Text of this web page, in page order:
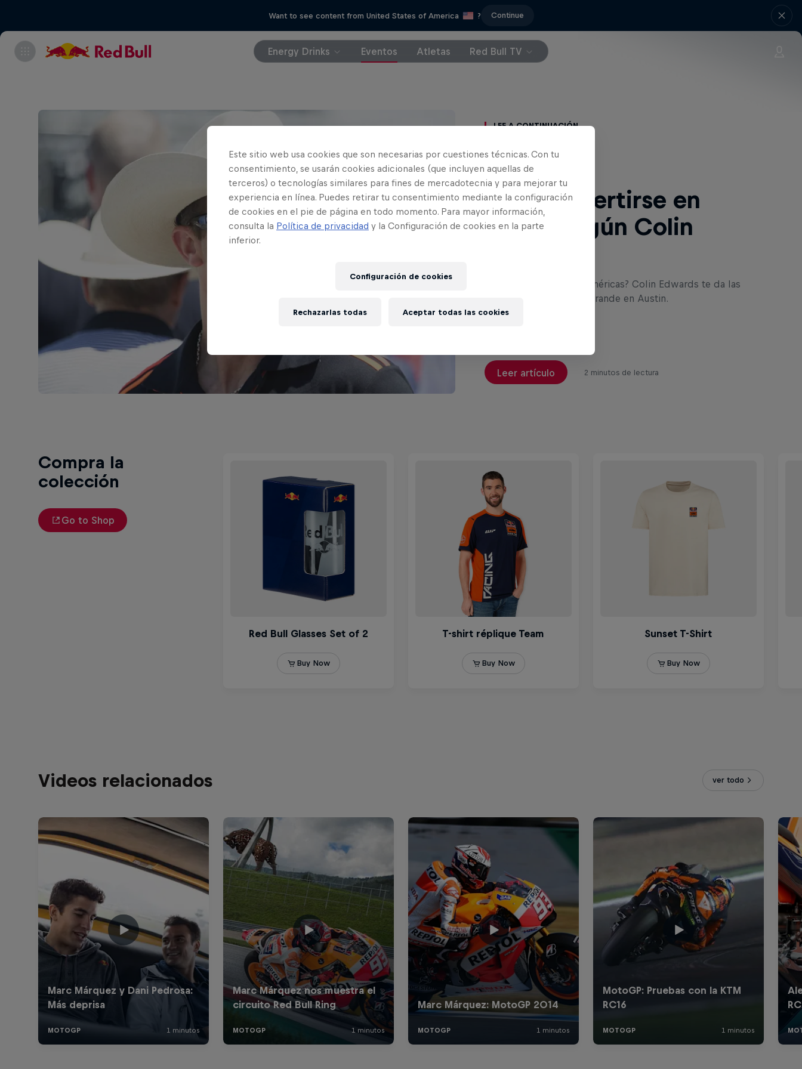
Want to see content from United States of America ? Continue
Energy Drinks Eventos Atletas Red Bull TV
Lee a continuación
Cómo divertirse en
Texas, según Colin
¿Has ido al GP de las Américas? Colin Edwards te da las
claves para pasarlo en grande en Austin.
Leer artículo 2 minutos de lectura
Compra la
colección
Go to Shop
Videos relacionados ver todo
Este sitio web usa cookies que son necesarias por cuestiones técnicas. Con tu
consentimiento, se usarán cookies adicionales (que incluyen aquellas de
terceros) o tecnologías similares para fines de mercadotecnia y para mejorar tu
experiencia en línea. Puedes retirar tu consentimiento mediante la configuración
de cookies en el pie de página en todo momento. Para mayor información,
consulta la Política de privacidad y la Configuración de cookies en la parte
inferior.
Configuración de cookies
Rechazarlas todas Aceptar todas las cookies